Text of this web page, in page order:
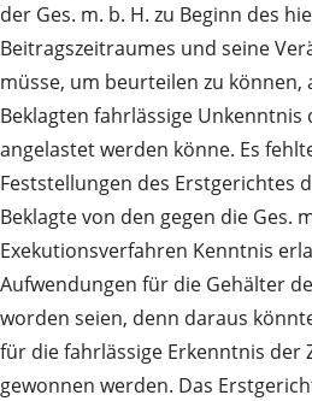
der Ges. m. b. H. zu Beginn des
Beitragszeitraumes und seine
müsse, um beurteilen zu können,
Beklagten fahrlässige
angelastet werden könne. Es
Feststellungen des Erstgerichtes
Beklagte von den gegen die Ges.
Exekutionsverfahren Kenntnis
Aufwendungen für die Gehälter
worden seien, denn daraus
für die fahrlässige Erkenntnis der
gewonnen werden. Das